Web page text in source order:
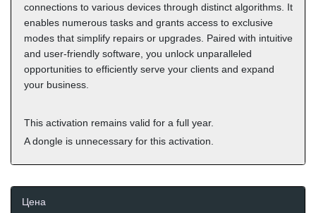
connections to various devices through distinct algorithms. It
enables numerous tasks and grants access to exclusive
modes that simplify repairs or upgrades. Paired with intuitive
and user-friendly software, you unlock unparalleled
opportunities to efficiently serve your clients and expand
your business.
This activation remains valid for a full year.
A dongle is unnecessary for this activation.
Цена